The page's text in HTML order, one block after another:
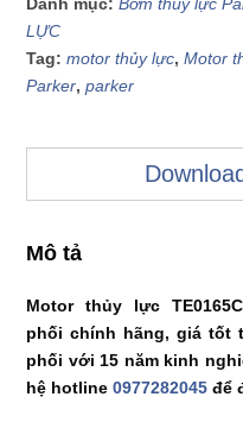
LỰC
Tag:motor thủy lực,Motor
Parker,parker
Mô tả
Motor thủy lực
phối chính hãng, giá tốt
phối với 15 năm kinh
hệ hotline0977282045 để